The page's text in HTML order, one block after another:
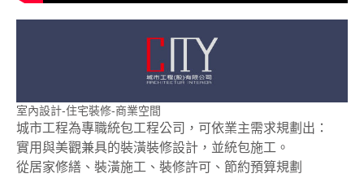
室內設計-住宅裝修-商業空間
城市工程為專職統包工程公司，可依業主需求規劃出：
實用與美觀兼具的裝潢裝修設計，並統包施工。
從居家修繕、裝潢施工、裝修許可、節約預算規劃